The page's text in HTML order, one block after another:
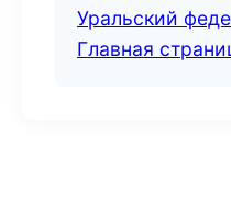
Уральский
Главная